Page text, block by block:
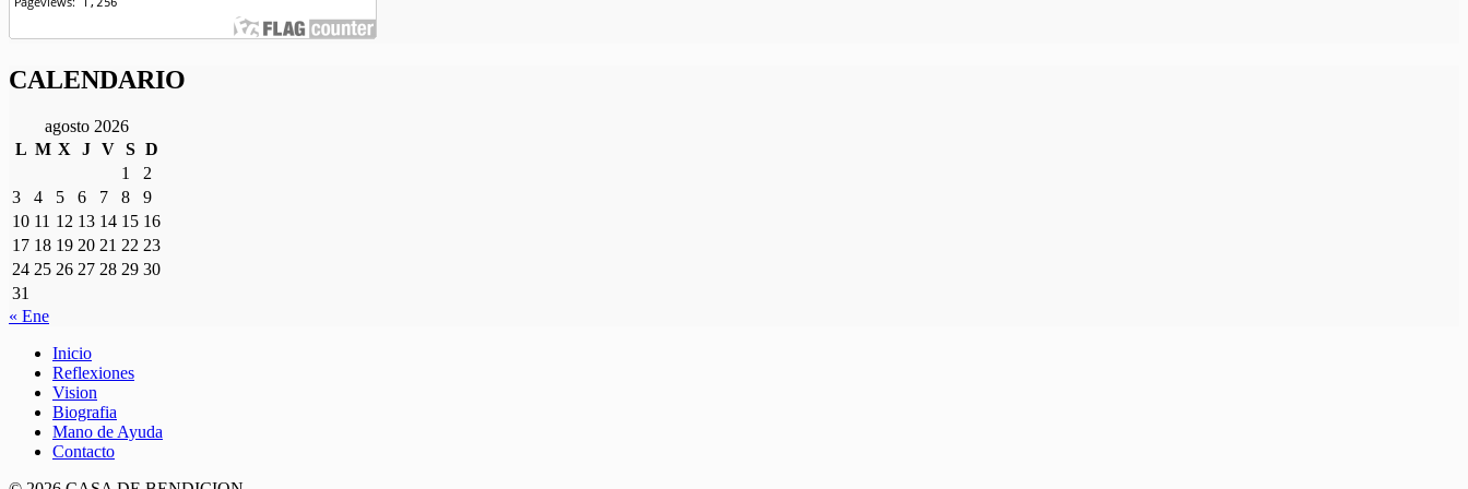
CALENDARIO
agosto 2026
L M X J V S D
1
2
3
4 5 6 7 8
9
10 11 12 13 14 15 16
17 18 19 20 21 22 23
24 25 26 27 28 29 30
31
« Ene
Inicio
Reflexiones
Vision
Biografia
Mano de Ayuda
Contacto